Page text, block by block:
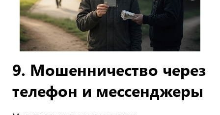
9. Мошенничество через
телефон и мессенджеры